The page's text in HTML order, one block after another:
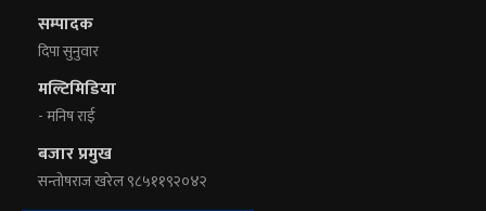
सम्पादक
दिपा सुनुवार
मल्टिमिडिया
- मनिष राई
बजार प्रमुख
सन्तोषराज खरेल ९८५११९२०४२